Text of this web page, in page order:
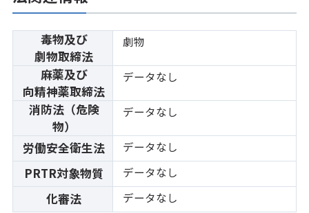
毒物及び
劇物取締法
劇物
麻薬及び
向精神薬取締法
データなし
消防法（危険
物）
データなし
労働安全衛生法 データなし
PRTR対象物質 データなし
化審法 データなし